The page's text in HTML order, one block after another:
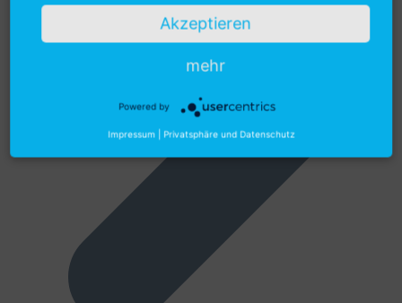
Akzeptieren
mehr
Powered by
Impressum Privatsphäre und Datenschutz